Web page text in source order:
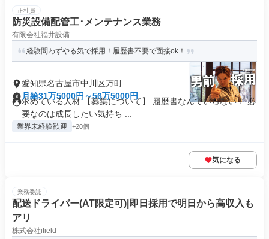
正社員
防災設備配管工･メンテナンス業務
有限会社福井設備
経験問わずやる気で採用！履歴書不要で面接ok！
愛知県名古屋市中川区万町
月給31万5000円～56万5000円
求めている人材 【募集について】 履歴書なんていらない！ 必
要なのは成長したい気持ち ...
業界未経験歓迎 +20個
気になる
業務委託
配送ドライバー(AT限定可)|即日採用で明日から高収入も
アリ
株式会社ifield